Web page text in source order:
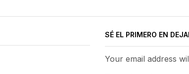
SÉ EL PRIMERO EN
Your email address